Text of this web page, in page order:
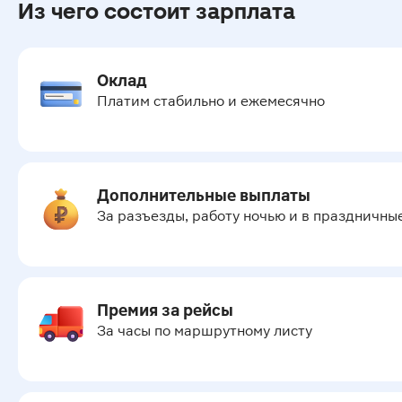
Из чего состоит зарплата
Оклад
Платим стабильно и ежемесячно
Дополнительные выплаты
За разъезды, работу ночью и в
Премия за рейсы
За часы по маршрутному листу